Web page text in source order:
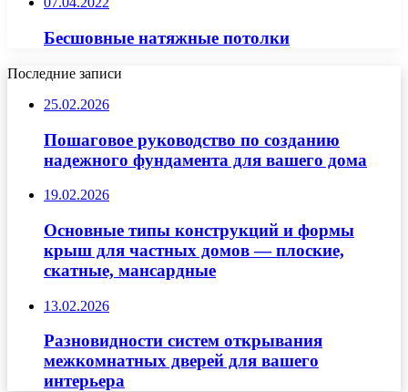
Бесшовные натяжные потолки
Последние записи
25.02.2026
Пошаговое руководство по созданию
надежного фундамента для вашего дома
19.02.2026
Основные типы конструкций и формы
крыш для частных домов — плоские,
скатные, мансардные
13.02.2026
Разновидности систем открывания
межкомнатных дверей для вашего
интерьера